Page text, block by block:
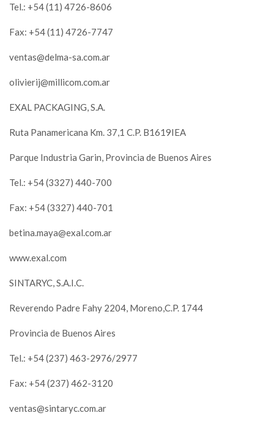
Tel.: +54 (11) 4726-8606
Fax: +54 (11) 4726-7747
ventas@delma-sa.com.ar
olivierij@millicom.com.ar
EXAL PACKAGING, S.A.
Ruta Panamericana Km. 37,1 C.P. B1619IEA
Parque Industria Garin, Provincia de Buenos Aires
Tel.: +54 (3327) 440-700
Fax: +54 (3327) 440-701
betina.maya@exal.com.ar
www.exal.com
SINTARYC, S.A.I.C.
Reverendo Padre Fahy 2204, Moreno,C.P. 1744
Provincia de Buenos Aires
Tel.: +54 (237) 463-2976/2977
Fax: +54 (237) 462-3120
ventas@sintaryc.com.ar